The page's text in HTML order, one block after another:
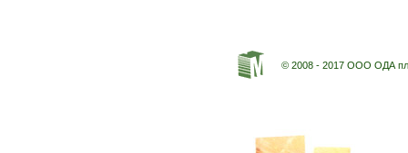
© 2008 - 2017 ООО ОДА